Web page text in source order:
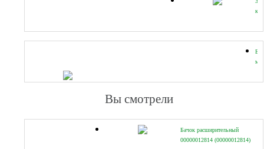
Вы смотрели
Бачок расширительный
00000012814 (00000012814)